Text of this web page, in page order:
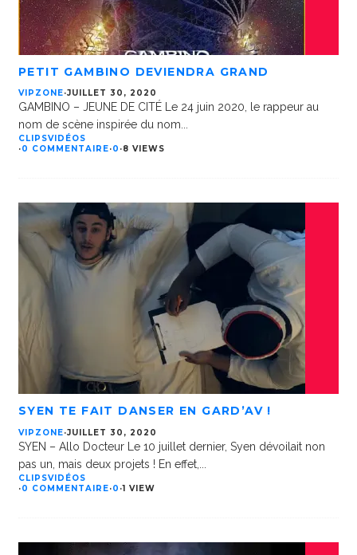
PETIT GAMBINO DEVIENDRA GRAND
VIPZONE·JUILLET 30, 2020
GAMBINO – JEUNE DE CITÉ Le 24 juin 2020, le rappeur au
nom de scène inspirée du nom...
CLIPSVIDÉOS
·0 COMMENTAIRE·0 ·8 VIEWS
SYEN TE FAIT DANSER EN GARD’AV !
VIPZONE·JUILLET 30, 2020
SYEN – Allo Docteur Le 10 juillet dernier, Syen dévoilait non
pas un, mais deux projets ! En effet,
CLIPSVIDÉOS
·0 COMMENTAIRE·0 ·1 VIEW